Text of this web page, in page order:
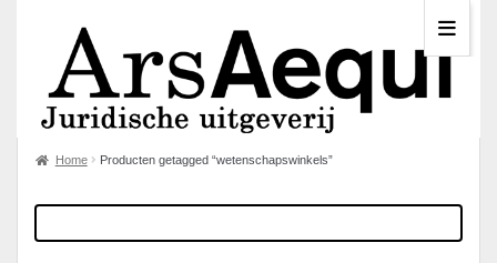
Home Producten getagged “wetenschapswinkels”